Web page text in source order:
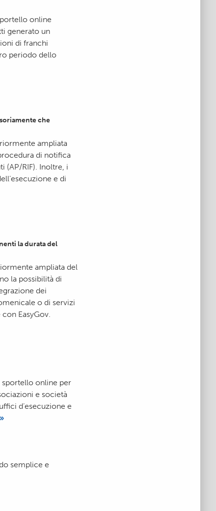
online
generato un
di franchi
periodo dello
che
ampliata
di notifica
(AP/RIF). Inoltre, i
e di
la durata del
ampliata del
la possibilità di
dei
o di servizi
EasyGov.
sportello online per
e società
d’esecuzione e
semplice e